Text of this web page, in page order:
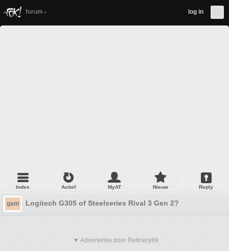
forum log in
Index Actief MyAT Nieuw Reply
gam Logitech G305 of Steelseries Rival 3 Gen 2?
▼ Advertentie door Refinery89